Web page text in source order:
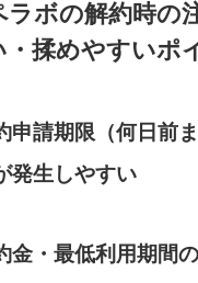
ラボの解約時の
・揉めやすいポ
申請期限（何日前
発生しやすい
金・最低利用期間